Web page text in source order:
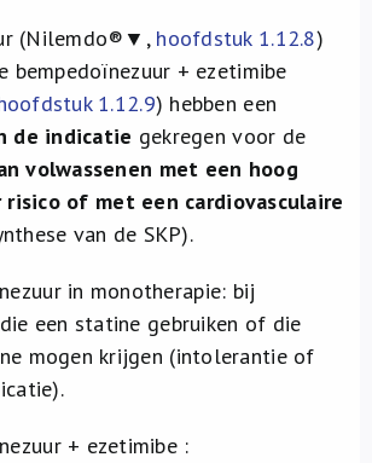
(Nilemdo®▼, hoofdstuk 1.12.8)
bempedoïnezuur + ezetimibe
1.12.9) hebben een
de indicatie gekregen voor de
volwassenen met een hoog
risico of met een cardiovasculaire
van de SKP).
in monotherapie: bij
een statine gebruiken of die
mogen krijgen (intolerantie of
+ ezetimibe :